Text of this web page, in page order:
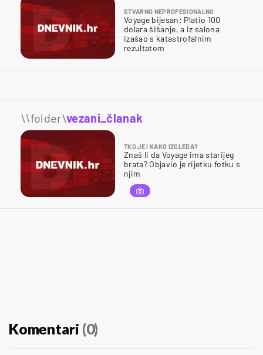
STVARNO NEPROFESIONALNO
Voyage bijesan: Platio 100
dolara šišanje, a iz salona
izašao s katastrofalnim
rezultatom
\\folder\vezani_članak
TKO JE I KAKO IZGLEDA?
Znaš li da Voyage ima starijeg
brata? Objavio je rijetku fotku s
njim
Komentari (0)